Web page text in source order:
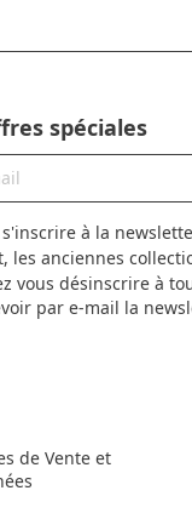
spéciales
à la
les anciennes
vous désinscrire à
par e-mail la
de Vente et